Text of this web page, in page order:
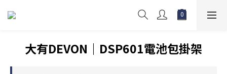
大有DEVON｜DSP601電池包掛架